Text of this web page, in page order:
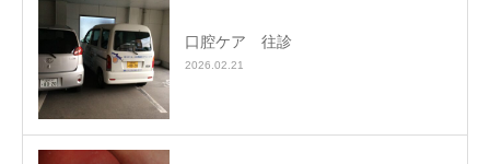
口腔ケア 往診
2026.02.21